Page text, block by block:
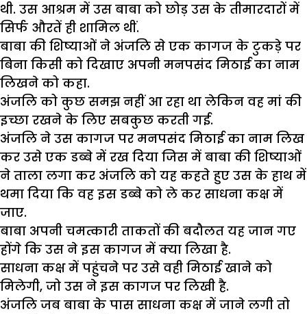
थी. उस आश्रम में उस बाबा को छोड़ उस के तीमारदारों में
सिर्फ औरतें ही शामिल थीं.
बाबा की शिष्याओं ने अंजलि से एक कागज के टुकड़े पर
बिना किसी को दिखाए अपनी मनपसंद मिठाई का नाम
लिखने को कहा.
अंजलि को कुछ समझ नहीं आ रहा था लेकिन वह मां की
इच्छा रखने के लिए सबकुछ करती गई.
अंजलि ने उस कागज पर मनपसंद मिठाई का नाम लिख
कर उसे एक डब्बे में रख दिया जिस में बाबा की शिष्याओं
ने ताला लगा कर अंजलि को यह कहते हुए उस के हाथ में
थमा दिया कि वह इस डब्बे को ले कर साधना कक्ष में
जाए.
बाबा अपनी चमत्कारी ताकतों की बदौलत यह जान गए
होंगे कि उस ने इस कागज में क्या लिखा है.
साधना कक्ष में पहुंचने पर उसे वही मिठाई खाने को
मिलेगी, जो उस ने इस कागज पर लिखी है.
अंजलि जब बाबा के पास साधना कक्ष में जाने लगी तो